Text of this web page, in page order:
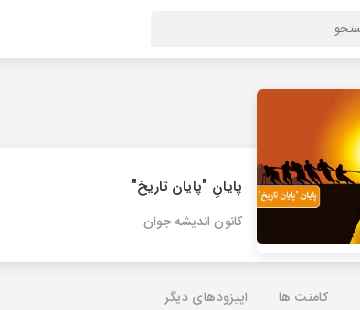
پایانِ "پایان تاريخ"
کانون اندیشه جوان
کامنت ها اپیزودهای دیگر